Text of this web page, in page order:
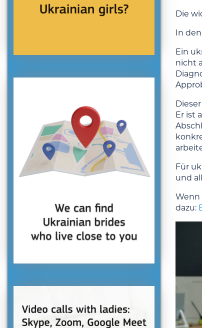
Die
In
Ein
nicht
Er ist
Für
und
Wenn
dazu: